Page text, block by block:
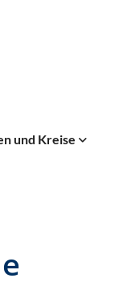
und Kreise